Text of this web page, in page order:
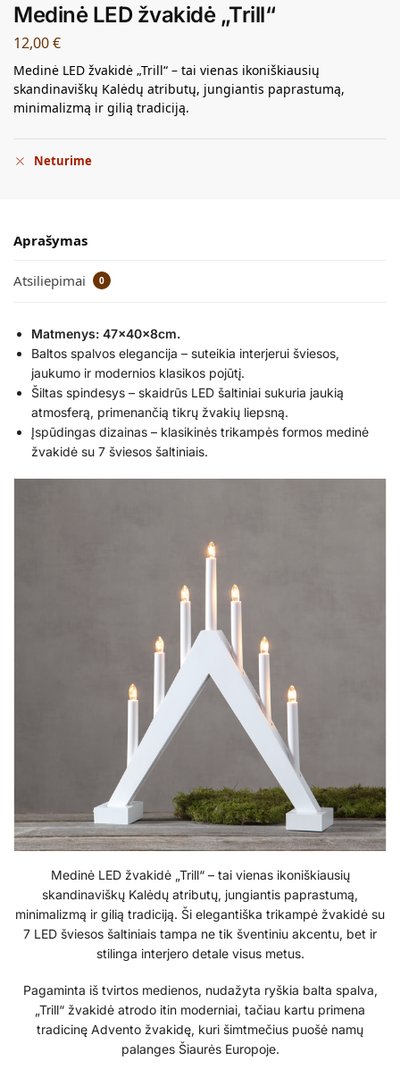
Medinė LED žvakidė „Trill“
12,00€
Medinė LED žvakidė „Trill“ – tai vienas ikoniškiausių
skandinaviškų Kalėdų atributų, jungiantis paprastumą,
minimalizmą ir gilią tradiciją.
Neturime
Aprašymas
Atsiliepimai 0
Matmenys: 47x40x8cm.
Baltos spalvos elegancija – suteikia interjerui šviesos,
jaukumo ir modernios klasikos pojūtį.
Šiltas spindesys – skaidrūs LED šaltiniai sukuria jaukią
atmosferą, primenančią tikrų žvakių liepsną.
Įspūdingas dizainas – klasikinės trikampės formos medinė
žvakidė su 7 šviesos šaltiniais.
Medinė LED žvakidė „Trill“ – tai vienas ikoniškiausių
skandinaviškų Kalėdų atributų, jungiantis paprastumą,
minimalizmą ir gilią tradiciją. Ši elegantiška trikampė žvakidė su
7 LED šviesos šaltiniais tampa ne tik šventiniu akcentu, bet ir
stilinga interjero detale visus metus.
Pagaminta iš tvirtos medienos, nudažyta ryškia balta spalva,
„Trill“ žvakidė atrodo itin moderniai, tačiau kartu primena
tradicinę Advento žvakidę, kuri šimtmečius puošė namų
palanges Šiaurės Europoje.